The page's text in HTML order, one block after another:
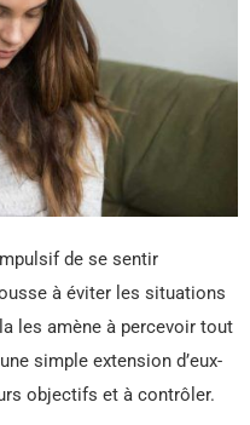
de se sentir
à éviter les situations
les amène à percevoir tout
simple extension d’eux-
objectifs et à contrôler.